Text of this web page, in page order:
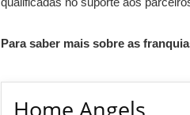
Para saber mais sobre as
Home Angels